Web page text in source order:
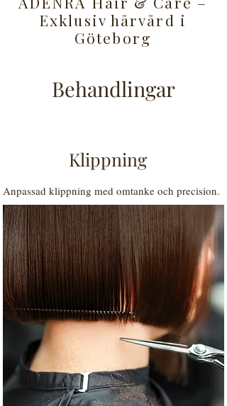
Exklusiv hårvård i
Göteborg
Behandlingar
Klippning
Anpassad klippning med omtanke och precision.